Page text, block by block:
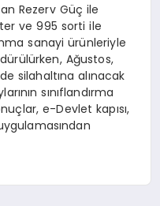
Rezerv Güç ile
ve 995 sorti ile
sanayi ürünleriyle
Ağustos,
silahaltına alınacak
sınıflandırma
e-Devlet kapısı,